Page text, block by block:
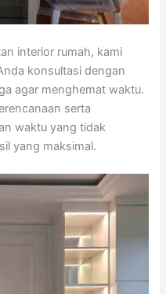
interior rumah, kami
konsultasi dengan
agar menghemat waktu.
serta
waktu yang tidak
yang maksimal.